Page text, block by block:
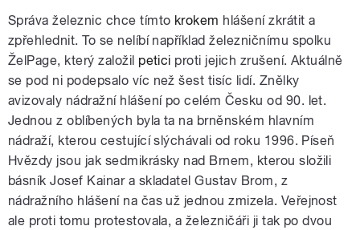
Správa železnic chcetímto krokem hlášení zkrátit a
zpřehlednit. To se nelíbí například železničnímu spolku
ŽelPage, který založil petici proti jejich zrušení. Aktuálně
se pod ni podepsalo víc než šest tisíc lidí. Znělky
avizovaly nádražní hlášení po celém Česku od 90. let.
Jednou z oblíbených byla ta na brněnském hlavním
nádraží, kterou cestující slýchávali od roku 1996. Píseň
Hvězdy jsou jak sedmikrásky nad Brnem, kterou složili
básník Josef Kainar a skladatel Gustav Brom, z
nádražního hlášení na čas už jednou zmizela. Veřejnost
ale proti tomu protestovala, a železničáři ji tak po dvou